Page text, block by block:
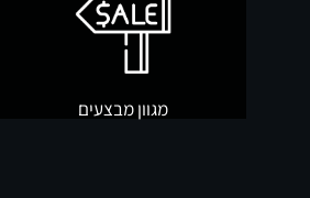
מגוון מבצעים